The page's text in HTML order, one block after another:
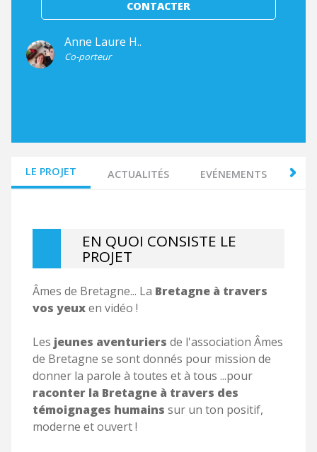
CONTACTER
Anne Laure H..
Co-porteur
LE PROJET ACTUALITÉS EVÉNEMENTS
EN QUOI CONSISTE LE
PROJET
Âmes de Bretagne... La Bretagne à travers
vos yeuxen vidéo !
Les jeunes aventuriers de l'association Âmes
de Bretagne se sont donnés pour mission de
donner la parole à toutes et à tous ...pour
raconter la Bretagne à travers des
témoignages humains sur un ton positif,
moderne et ouvert !